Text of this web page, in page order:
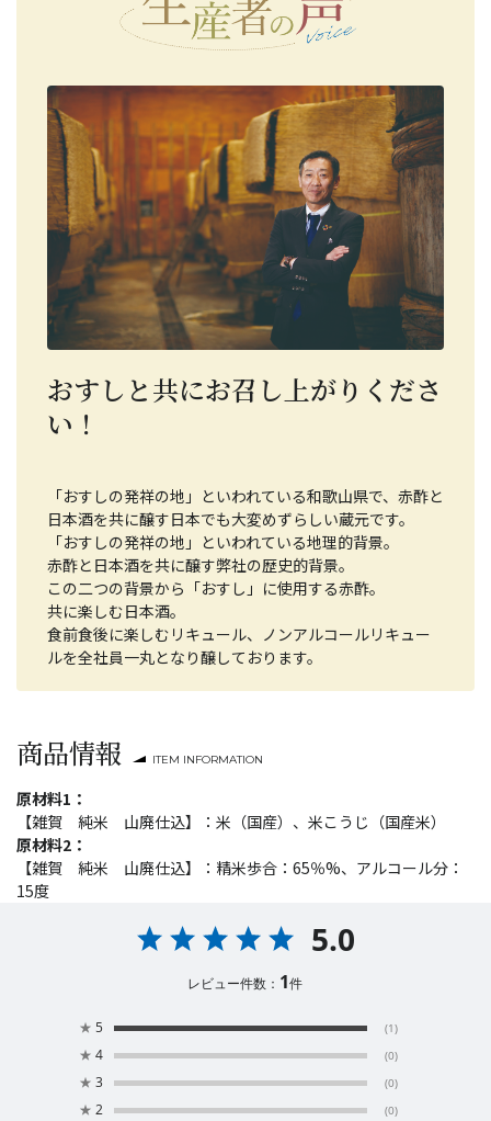
おすしと共にお召し上がりくださ
い！
「おすしの発祥の地」といわれている和歌山県で、赤酢と
日本酒を共に醸す日本でも大変めずらしい蔵元です。
「おすしの発祥の地」といわれている地理的背景。
赤酢と日本酒を共に醸す弊社の歴史的背景。
この二つの背景から「おすし」に使用する赤酢。
共に楽しむ日本酒。
食前食後に楽しむリキュール、ノンアルコールリキュー
ルを全社員一丸となり醸しております。
商品情報 ITEM INFORMATION
原材料1：
【雑賀 純米 山廃仕込】：米（国産）、米こうじ（国産米）
原材料2：
【雑賀 純米 山廃仕込】：精米歩合：65％%、アルコール分：
15度
5.0
レビュー件数： 1件
★ 5 (1)
★ 4 (0)
★ 3 (0)
★ 2 (0)